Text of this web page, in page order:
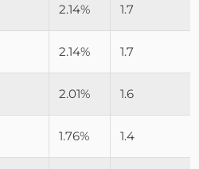
2.14% 1.7
2.14% 1.7
2.01% 1.6
1.76% 1.4